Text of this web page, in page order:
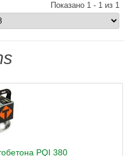
Показано 1 - 1 из 1
PQI 380